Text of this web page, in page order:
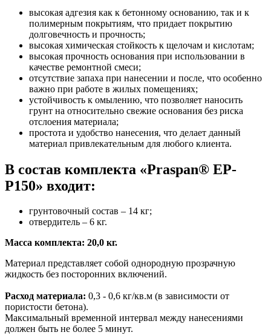
высокая адгезия как к бетонному основанию, так и к
полимерным покрытиям, что придает покрытию
долговечность и прочность;
высокая химическая стойкость к щелочам и кислотам;
высокая прочность основания при использовании в
качестве ремонтной смеси;
отсутствие запаха при нанесении и после, что особенно
важно при работе в жилых помещениях;
устойчивость к омылению, что позволяет наносить
грунт на относительно свежие основания без риска
отслоения материала;
простота и удобство нанесения, что делает данный
материал привлекательным для любого клиента.
В состав комплекта «Praspan® ЕP-
P150» входит:
грунтовочный состав – 14 кг;
отвердитель – 6 кг.
Масса комплекта: 20,0 кг.
Материал представляет собой однородную прозрачную
жидкость без посторонних включений.
Расход материала: 0,3 - 0,6 кг/кв.м (в зависимости от
пористости бетона).
Максимальный временной интервал между нанесениями
должен быть не более 5 минут.